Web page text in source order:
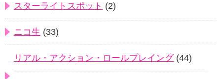
スターライトスポット (2)
ニコ生 (33)
リアル・アクション・ロールプレイング(44)